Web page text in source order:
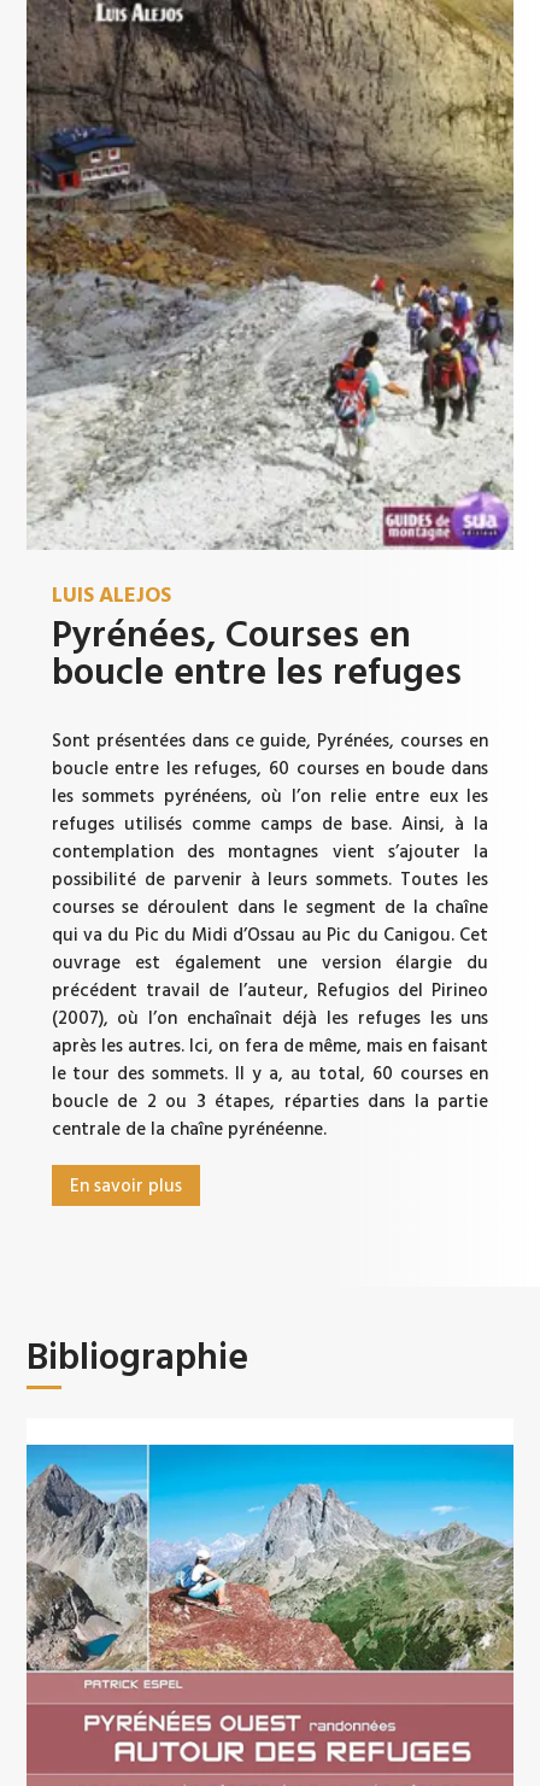
LUIS ALEJOS
Pyrénées, Courses en
boucle entre les refuges
Sont présentées dans ce guide, Pyrénées, courses en
boucle entre les refuges, 60 courses en boude dans
les sommets pyrénéens, où l’on relie entre eux les
refuges utilisés comme camps de base. Ainsi, à la
contemplation des montagnes vient s’ajouter la
possibilité de parvenir à leurs sommets. Toutes les
courses se déroulent dans le segment de la chaîne
qui va du Pic du Midi d’Ossau au Pic du Canigou. Cet
ouvrage est également une version élargie du
précédent travail de l’auteur, Refugios del Pirineo
(2007), où l’on enchaînait déjà les refuges les uns
après les autres. Ici, on fera de même, mais en faisant
le tour des sommets. Il y a, au total, 60 courses en
boucle de 2 ou 3 étapes, réparties dans la partie
centrale de la chaîne pyrénéenne.
En savoir plus
Bibliographie